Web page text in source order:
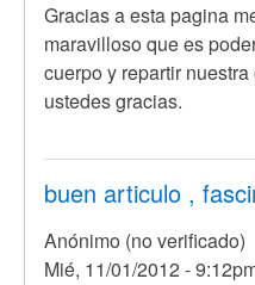
Gracias a esta pagina
maravilloso que es
cuerpo y repartir
ustedes gracias.
buen articulo ,
Anónimo (no verificado)
Mié, 11/01/2012 -